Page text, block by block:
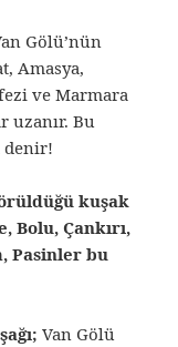
Gölü’nün
Amasya,
ve Marmara
uzanır. Bu
denir!
kuşak
Bolu, Çankırı,
Pasinler bu
Van Gölü